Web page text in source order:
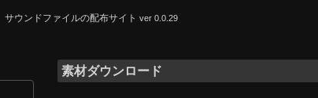
サウンドファイルの配布サイト ver 0.0.29
素材ダウンロード